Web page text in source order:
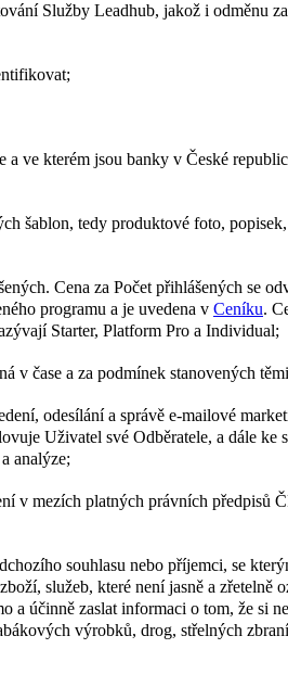
Služby Leadhub, jakož i odměnu
ve kterém jsou banky v České
šablon, tedy produktové foto,
Cena za Počet přihlášených se
programu a je uvedena v Ceníku.
Starter, Platform Pro a Individual;
v čase a za podmínek stanovených
odesílání a správě e-mailové
Uživatel své Odběratele, a dále
analýze;
v mezích platných právních předpisů
souhlasu nebo příjemci, se
služeb, které není jasně a zřetelně
a účinně zaslat informaci o tom, že si
výrobků, drog, střelných